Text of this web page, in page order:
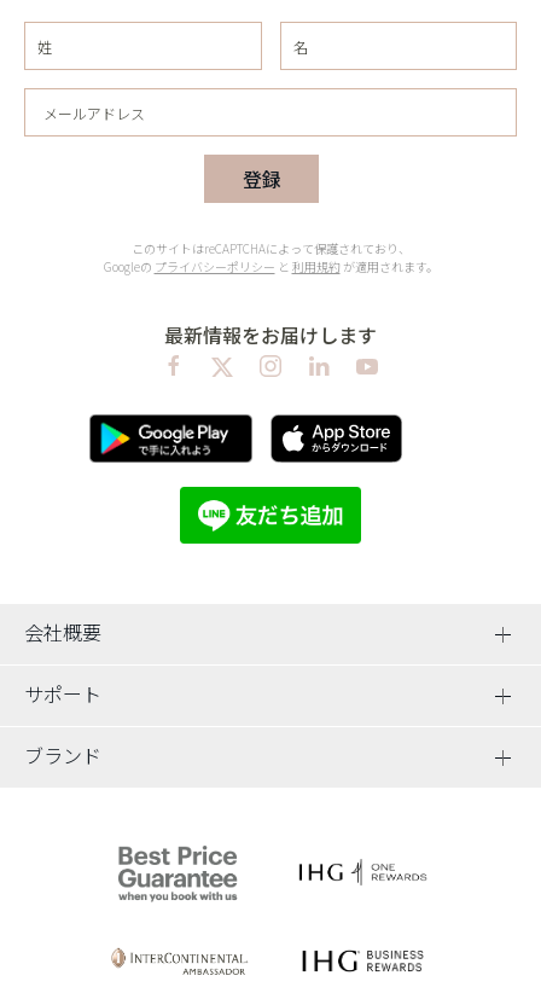
登録
このサイトはreCAPTCHAによって保護されており、
Googleの プライバシーポリシー と 利用規約が適用されます。
最新情報をお届けします
会社概要
サポート
ブランド